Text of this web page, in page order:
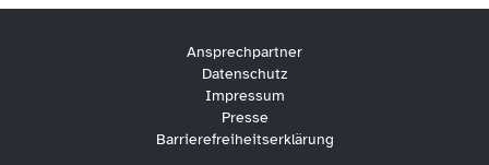
Ansprechpartner
Datenschutz
Impressum
Presse
Barrierefreiheitserklärung